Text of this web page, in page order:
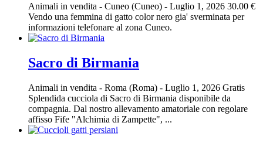
Animali in vendita - Cuneo (Cuneo) - Luglio 1, 2026 30.00 €
Vendo una femmina di gatto color nero gia' sverminata per
informazioni telefonare al zona Cuneo.
Sacro di Birmania
Animali in vendita - Roma (Roma) - Luglio 1, 2026 Gratis
Splendida cucciola di Sacro di Birmania disponibile da
compagnia. Dal nostro allevamento amatoriale con regolare
affisso Fife "Alchimia di Zampette", ...